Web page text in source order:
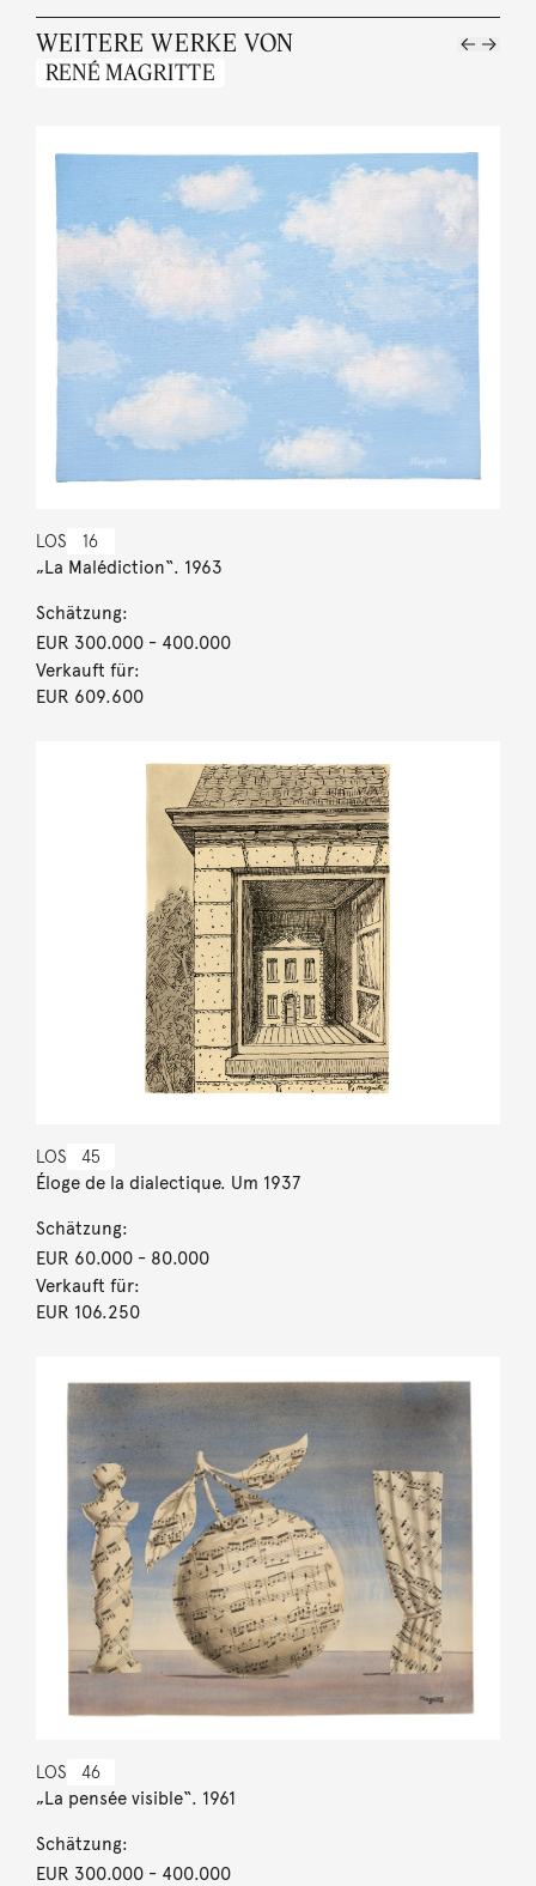
WEITERE WERKE VON
RENÉ MAGRITTE
LOS 16
„La Malédiction“. 1963
Schätzung:
EUR 300.000- 400.000
Verkauft für:
EUR 609.600
LOS 45
Éloge de la dialectique. Um 1937
Schätzung:
EUR 60.000- 80.000
Verkauft für:
EUR 106.250
LOS 46
„La pensée visible“. 1961
Schätzung:
EUR 300.000- 400.000